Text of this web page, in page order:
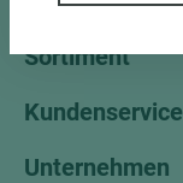
Sortiment
Kundenservice
Unternehmen